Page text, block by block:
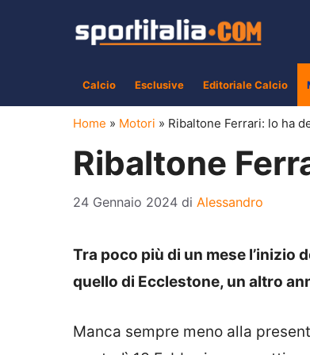
Calcio Esclusive Editoriale Calcio
Home » Motori » Ribaltone Ferrari: lo ha
Ribaltone
24 Gennaio 2024 di Alessandro
Tra poco più di un mese l’inizio
quello di Ecclestone, un altro
Manca sempre meno alla